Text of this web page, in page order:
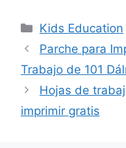
Categories
Kids Education
Parche para
Trabajo de 101
Hojas de
imprimir gratis